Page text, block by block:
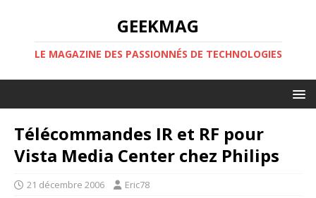
GEEKMAG
LE MAGAZINE DES PASSIONNÉS DE TECHNOLOGIES
Télécommandes IR et RF pour
Vista Media Center chez Philips
21 décembre 2006 Eric78